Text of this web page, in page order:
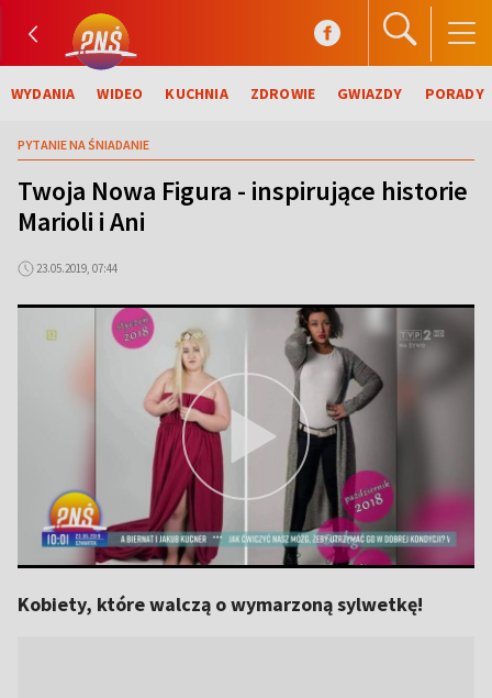
WYDANIA WIDEO KUCHNIA ZDROWIE GWIAZDY PORADY
PYTANIE NA ŚNIADANIE
Twoja Nowa Figura - inspirujące historie
Marioli i Ani
23.05.2019, 07:44
Kobiety, które walczą o wymarzoną sylwetkę!